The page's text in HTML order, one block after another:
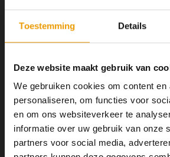
Toestemming Details
Deze website maakt gebruik van
We gebruiken cookies om content en
personaliseren, om functies voor
en om ons websiteverkeer te
informatie over uw gebruik van onze
partners voor social media,
op zijn plaats. Veelzijdig en
€58,50